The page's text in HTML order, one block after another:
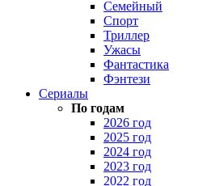
Семейный
Спорт
Триллер
Ужасы
Фантастика
Фэнтези
Сериалы
По годам
2026 год
2025 год
2024 год
2023 год
2022 год